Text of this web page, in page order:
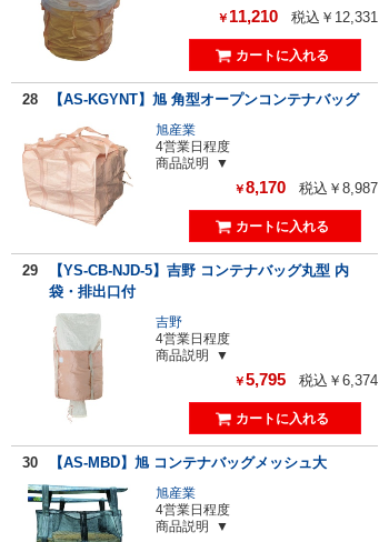
￥ 11,210 税込￥12,331
28 【AS-KGYNT】旭 角型オープンコンテナバッグ
旭産業
4営業日程度
商品説明
￥8,170 税込￥8,987
29
【YS-CB-NJD-5】吉野 コンテナバッグ丸型 内
袋・排出口付
吉野
4営業日程度
商品説明
￥5,795 税込￥6,374
30 【AS-MBD】旭 コンテナバッグメッシュ大
旭産業
4営業日程度
商品説明